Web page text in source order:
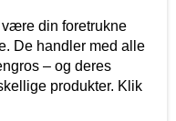
din foretrukne
De handler med alle
– og deres
produkter. Klik